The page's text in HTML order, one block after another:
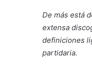
De más está
extensa
definiciones
partidaria.